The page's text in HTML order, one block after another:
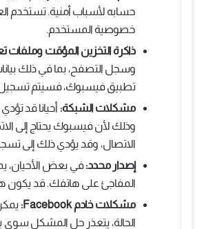
حسابه لأسباب أمنية. تستخدم
خصوصية المستخدم.
ذاكرة التخزين المؤقت وملفات
وسجل التصفح، بما في ذلك
تطبيق فيسبوك، فسيتم
مشكلات الشبكة: أحيانا قد
وذلك لأن فيسبوك يحتاج إلى
الاتصال، وقد يؤدي ذلك إلى
إصدار محدد:في بعض الأحيان،
المفاجئ على هاتفك. قد يكون
مشكلات خادم Facebook:
الحالة، يتعذر حل المشكل